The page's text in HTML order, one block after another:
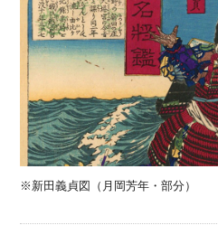
※新田義貞図（月岡芳年・部分）